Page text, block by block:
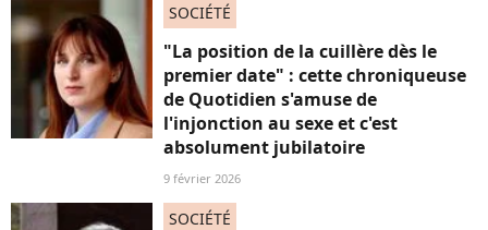
SOCIÉTÉ
"La position de la cuillère dès le
premier date" : cette chroniqueuse
de Quotidien s'amuse de
l'injonction au sexe et c'est
absolument jubilatoire
9 février 2026
SOCIÉTÉ